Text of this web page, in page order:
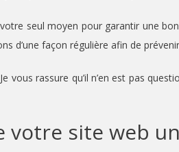
votre seul moyen pour garantir une
d’une façon régulière afin de
vous rassure qu’il n’en est pas
votre site web